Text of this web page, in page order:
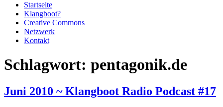
Startseite
Klangboot?
Creative Commons
Netzwerk
Kontakt
Schlagwort: pentagonik.de
Juni 2010 ~ Klangboot Radio Podcast #17